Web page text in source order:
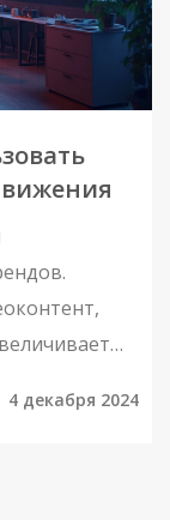
целей. В
4 декабря 2024